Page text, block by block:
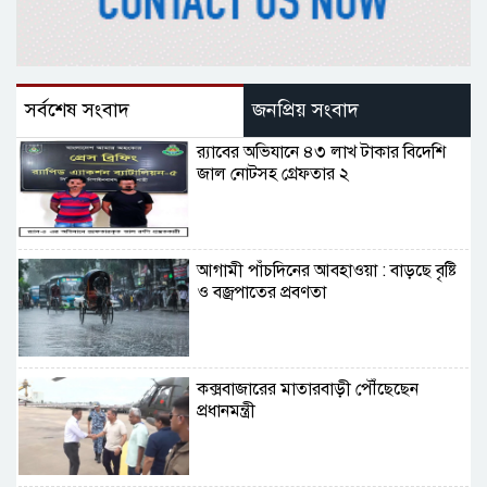
সর্বশেষ সংবাদ জনপ্রিয় সংবাদ
র‌্যাবের অভিযানে ৪৩ লাখ টাকার বিদেশি
জাল নোটসহ গ্রেফতার ২
আগামী পাঁচদিনের আবহাওয়া : বাড়ছে বৃষ্টি
ও বজ্রপাতের প্রবণতা
কক্সবাজারের মাতারবাড়ী পৌঁছেছেন
প্রধানমন্ত্রী